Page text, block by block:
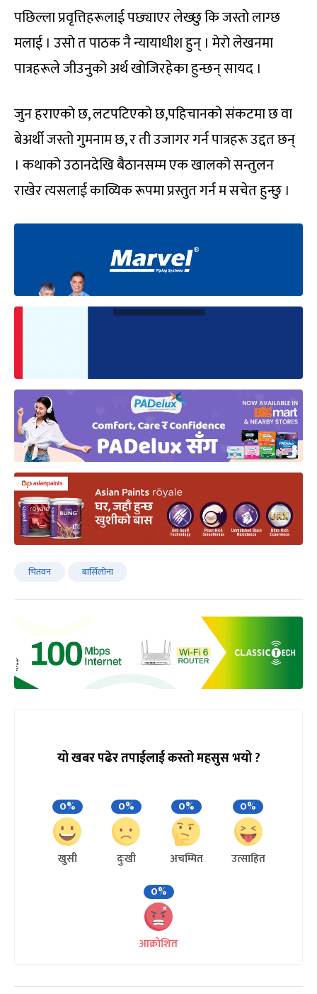
पछिल्ला प्रवृत्तिहरूलाई पछ्याएर लेख्छु कि जस्तो लाग्छ
मलाई । उसो त पाठक नै न्यायाधीश हुन् । मेरो लेखनमा
पात्रहरूले जीउनुको अर्थ खोजिरहेका हुन्छन् सायद ।
जुन हराएको छ, लटपटिएको छ,पहिचानको संकटमा छ वा
बेअर्थी जस्तो गुमनाम छ, र ती उजागर गर्न पात्रहरू उद्दत छन्
। कथाको उठानदेखि बैठानसम्म एक खालको सन्तुलन
राखेर त्यसलाई काव्यिक रूपमा प्रस्तुत गर्न म सचेत हुन्छु ।
चितवन बार्सिलोना
यो खबर पढेर तपाईलाई कस्तो महसुस भयो ?
0%
खुसी
0%
दुःखी
0%
अचम्मित
0%
उत्साहित
0%
आक्रोशित